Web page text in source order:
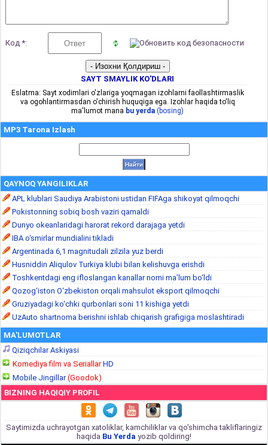
Код *:
SAYT SMAYLIK KO'DLARI
Eslatma: Sayt xodimlari o'zlariga yoqmagan izohlarni faollashtirmaslik
va ogohlantirmasdan o'chirish huquqiga ega. Izohlar haqida to'liq
ma'lumot mana bu yerda (bosing)
MP3 Tarona Izlash
QAYNOQ YANGILIKLAR
APL klublari Saudiya Arabistoni ustidan FIFAga shikoyat qilmoqchi
Pokistonning sobiq bosh vaziri qamaldi
Dunyo okeanlaridagi harorat rekord darajaga yetdi
IBA o‘smirlar mundialini tikladi
Argentinada 6,1 magnitudali zilzila yuz berdi
Husniddin Aliqulov Turkiya klubi bilan kelishuvga erishdi
Toshkentdagi eng ifloslangan kanallar nomi ma’lum bo‘ldi
Qozog‘iston O‘zbekiston orqali mahsulot eksport qilmoqchi
Gruziyadagi ko‘chki qurbonlari soni 11 kishiga yetdi
UzAuto shartnoma berishni ishlab chiqarish grafigiga moslashtiradi
MA'LUMOTLAR
Qiziqchilar Askiyasi
Komediya film va SeriallarHD
Mobile Jingillar(Goodok)
BIZNING HAQIQIY PROFIL
Saytimizda uchrayotgan xatoliklar, kamchiliklar va qo'shimcha takliflaringiz
haqida Bu Yerda yozib qoldiring!